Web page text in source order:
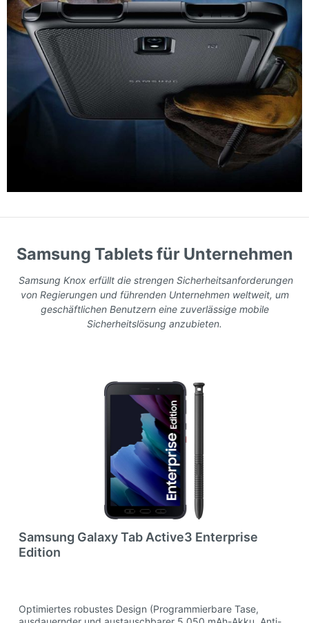
Samsung Tablets für Unternehmen
Samsung Knox erfüllt die strengen Sicherheitsanforderungen
von Regierungen und führenden Unternehmen weltweit, um
geschäftlichen Benutzern eine zuverlässige mobile
Sicherheitslösung anzubieten.
Samsung Galaxy Tab Active3 Enterprise
Edition
Optimiertes robustes Design (Programmierbare Tase,